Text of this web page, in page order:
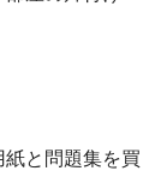
と問題集を買